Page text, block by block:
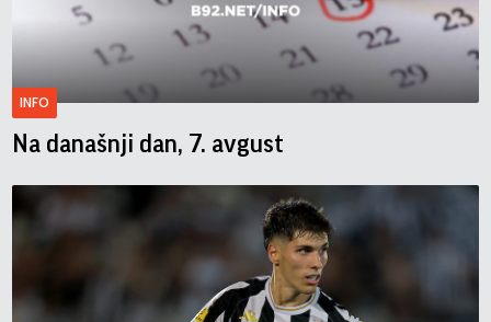
INFO
Na današnji dan, 7. avgust